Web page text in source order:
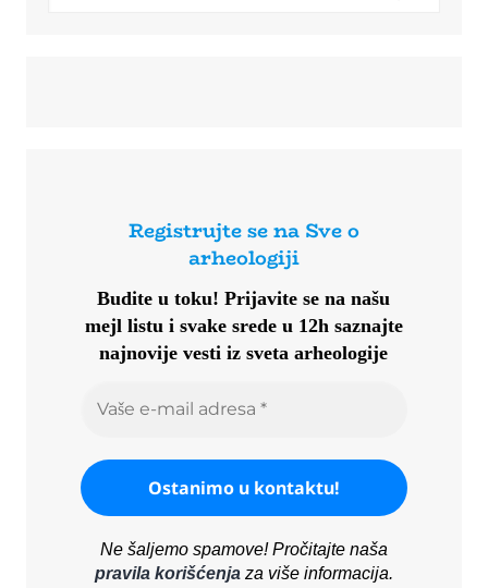
Registrujte se na Sve o
arheologiji
Budite u toku!Prijavite se na našu
mejl listu i svake srede u 12h saznajte
najnovije vesti iz sveta arheologije
Ne šaljemo spamove! Pročitajte naša
pravila korišćenjaza više informacija.